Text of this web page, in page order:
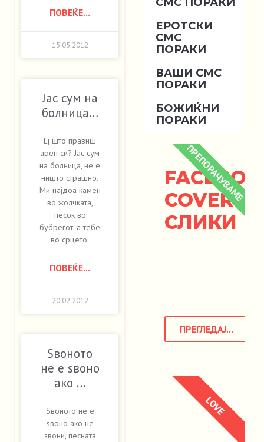
ПОВЕЌЕ...
15.05.2012
Јас сум на
болница…
Еј што правиш
арен си? Јас сум
на болница, не е
ништо страшно.
Ми најдоа камен
во жолчката,
песок во
бубрегот, а тебе
во срцето.
ПОВЕЌЕ...
20.02.2012
Ѕвоното
не е ѕвоно
ако …
Ѕвоното не е
ѕвоно ако не
ѕвони, песната
СМС ПОРАКИ
ЕРОТСКИ
СМС
ПОРАКИ
ВАШИ СМС
ПОРАКИ
БОЖИЌНИ
ПОРАКИ
COVER
СЛИКИ
ПРЕГЛЕДАЈ...
ПРЕПОРАЧУВАМЕ
LOVE